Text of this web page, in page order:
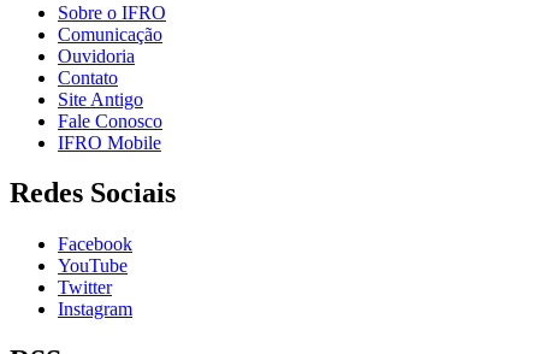
Sobre o IFRO
Comunicação
Ouvidoria
Contato
Site Antigo
Fale Conosco
IFRO Mobile
Redes Sociais
Facebook
YouTube
Twitter
Instagram